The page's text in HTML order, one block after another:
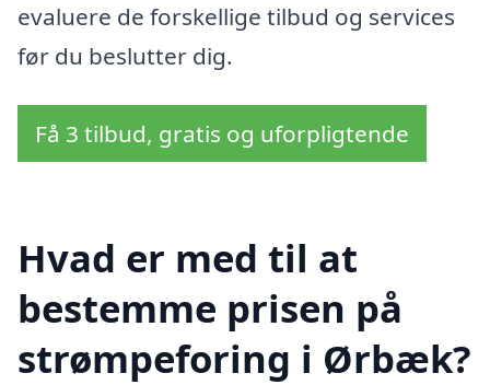
evaluere de forskellige tilbud og services
før du beslutter dig.
Få 3 tilbud, gratis og uforpligtende
Hvad er med til at
bestemme prisen på
strømpeforing i Ørbæk?